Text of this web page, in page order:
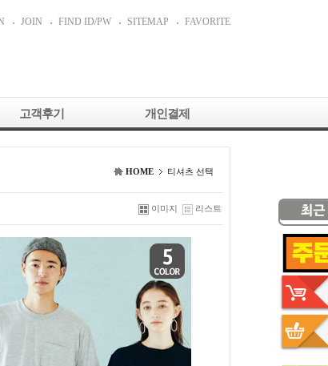
JOIN FIND ID/PW SITEMAP FAVORITE
고객후기 개인결제
HOME 티셔츠 선택
이미지 리스트